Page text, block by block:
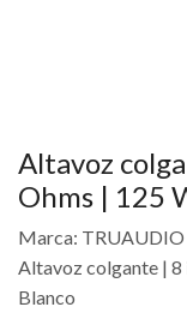
Altavoz
Ohms | 125
Marca:
Altavoz colgante | 8
Blanco